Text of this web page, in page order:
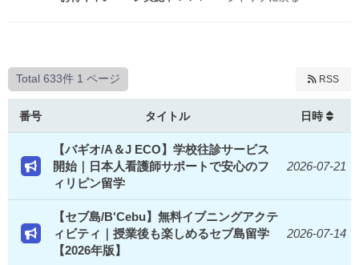
Total 633件 1 ページ RSS
番号 タイトル 日時
【バギオ/A＆J ECO】学校往診サービス
開始｜日本人看護師サポートで安心のフ
ィリピン留学
2026-07-21
【セブ島/B'Cebu】無料イブニングアクテ
ィビティ｜授業後も楽しめるセブ島留学
【2026年版】
2026-07-14